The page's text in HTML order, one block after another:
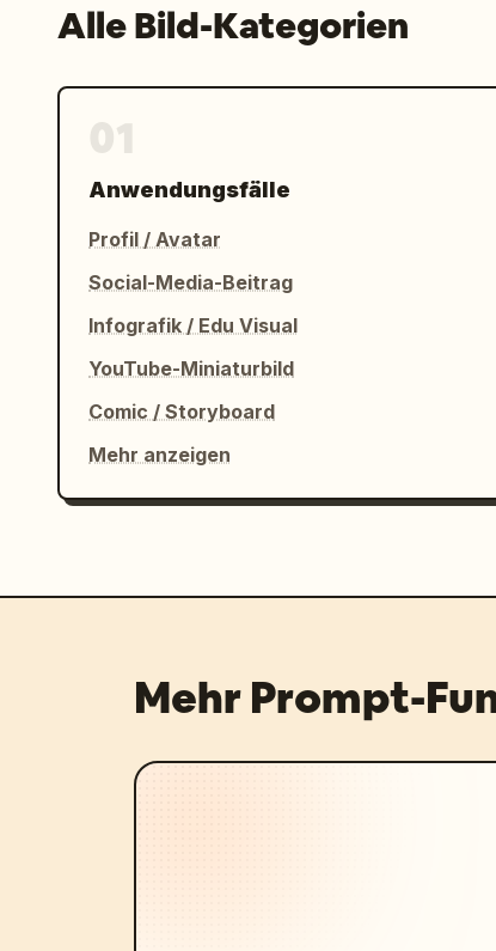
Alle Bild-Kategorien
Anwendungsfälle
Profil / Avatar
Social-Media-Beitrag
Infografik / Edu Visual
YouTube-Miniaturbild
Comic / Storyboard
Mehr anzeigen
Mehr Prompt-